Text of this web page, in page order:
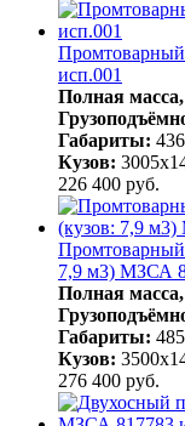
исп.001
Полная
Габариты:
Кузов:
226 400 руб.
Промтоварный
7,9 м3) МЗСА
Полная
Габариты:
Кузов:
276 400 руб.